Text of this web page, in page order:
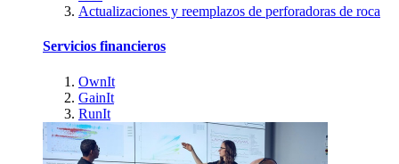
Actualizaciones y reemplazos de perforadoras de roca
Servicios financieros
OwnIt
GainIt
RunIt